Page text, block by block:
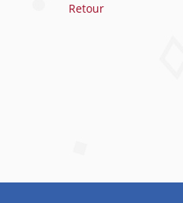
Retour